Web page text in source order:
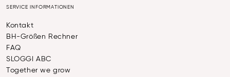
SERVICE INFORMATIONEN
Kontakt
BH-Größen Rechner
FAQ
SLOGGI ABC
Together we grow